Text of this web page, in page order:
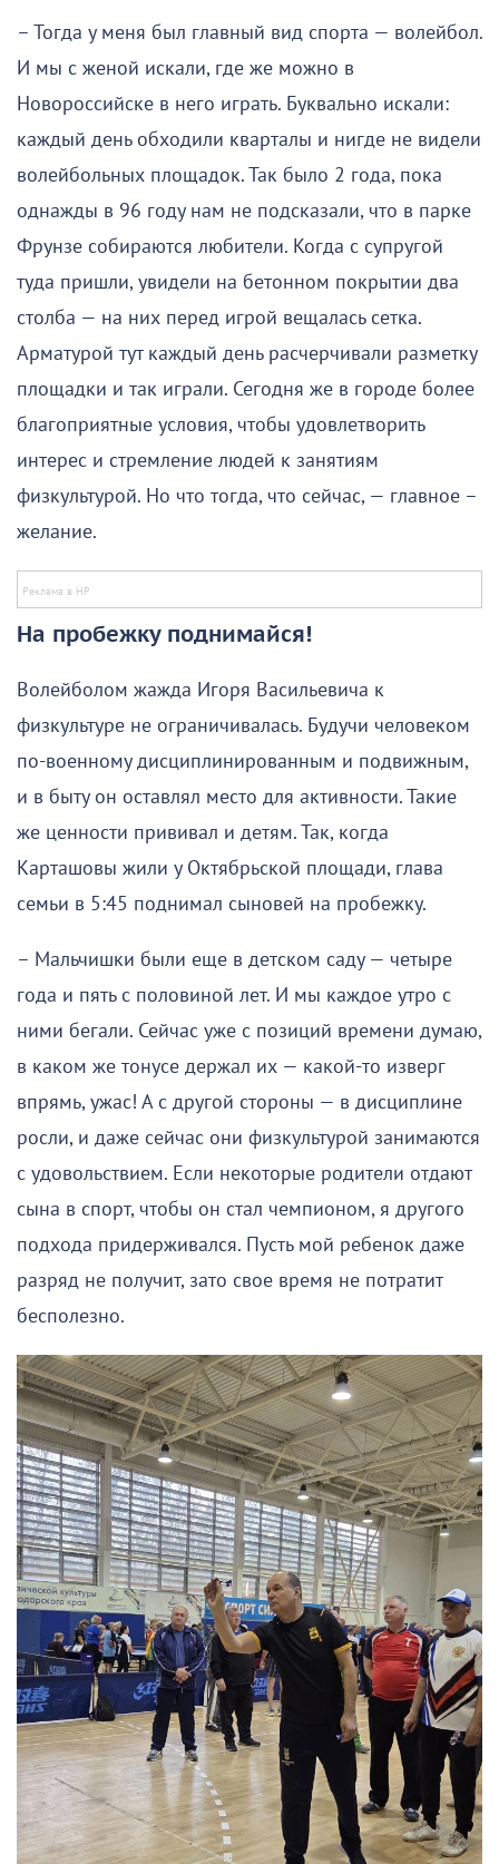
– Тогда у меня был главный вид спорта — волейбол.
И мы с женой искали, где же можно в
Новороссийске в него играть. Буквально искали:
каждый день обходили кварталы и нигде не видели
волейбольных площадок. Так было 2 года, пока
однажды в 96 году нам не подсказали, что в парке
Фрунзе собираются любители. Когда с супругой
туда пришли, увидели на бетонном покрытии два
столба — на них перед игрой вещалась сетка.
Арматурой тут каждый день расчерчивали разметку
площадки и так играли. Сегодня же в городе более
благоприятные условия, чтобы удовлетворить
интерес и стремление людей к занятиям
физкультурой. Но что тогда, что сейчас, — главное –
желание.
На пробежку поднимайся!
Волейболом жажда Игоря Васильевича к
физкультуре не ограничивалась. Будучи человеком
по-военному дисциплинированным и подвижным,
и в быту он оставлял место для активности. Такие
же ценности прививал и детям. Так, когда
Карташовы жили у Октябрьской площади, глава
семьи в 5:45 поднимал сыновей на пробежку.
– Мальчишки были еще в детском саду — четыре
года и пять с половиной лет. И мы каждое утро с
ними бегали. Сейчас уже с позиций времени думаю,
в каком же тонусе держал их — какой-то изверг
впрямь, ужас! А с другой стороны — в дисциплине
росли, и даже сейчас они физкультурой занимаются
с удовольствием. Если некоторые родители отдают
сына в спорт, чтобы он стал чемпионом, я другого
подхода придерживался. Пусть мой ребенок даже
разряд не получит, зато свое время не потратит
бесполезно.